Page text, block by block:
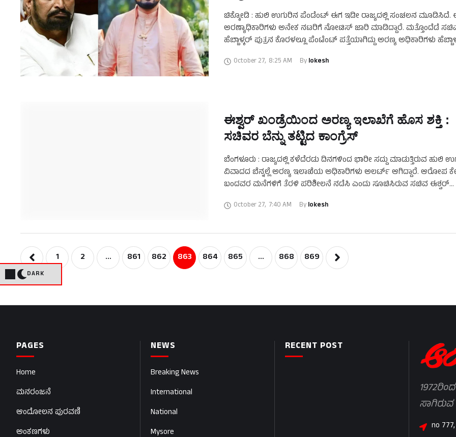
DARK
ಚಿಕ್ಕೋಡಿ : ಹುಲಿ ಉಗುರಿನ ಪೆಂಡೆಂಟ್ ಈಗ ಇಡೀ ರಾಜ್ಯದಲ್ಲಿ ಸಂಚಲನ ಮೂಡಿಸಿದೆ.
ಅರಣ್ಯಾಧಿಕಾರಿಗಳು ಅನೇಕ ನಟರಿಗೆ ನೋಟಿಸ್ ಜಾರಿ ಮಾಡಿದ್ದಾರೆ. ಮತ್ತೊಂದೆಡೆ ಸಚಿವೆ
ಹೆಬ್ಬಾಳ್ಕರ್ ಪುತ್ರನ ಕೊರಳಲ್ಲೂ ಪೆಂಟೆಂಟ್ ಪತ್ತೆಯಾಗಿದ್ದು ಅರಣ್ಯ ಅಧಿಕಾರಿಗಳು
October 27, 8:25 AM By lokesh
ಈಶ್ವರ್ ಖಂಡ್ರೆಯಿಂದ ಅರಣ್ಯ ಇಲಾಖೆಗೆ ಹೊಸ ಶಕ್ತಿ :
ಸಚಿವರ ಬೆನ್ನು ತಟ್ಟಿದ ಕಾಂಗ್ರೆಸ್
ಬೆಂಗಳೂರು : ರಾಜ್ಯದಲ್ಲಿ ಕಳೆದೆರಡು ದಿನಗಳಿಂದ ಭಾರೀ ಸದ್ದು ಮಾಡುತ್ತಿರುವ ಹುಲಿ
ವಿವಾದದ ಬೆನ್ನಲ್ಲೆ ಅರಣ್ಯ ಇಲಾಖೆಯ ಅಧಿಕಾರಿಗಳು ಅಲರ್ಟ್ ಆಗಿದ್ದಾರೆ. ಆರೋಪ
ಬಂದವರ ಮನೆಗಳಿಗೆ ತೆರಳಿ ಪರಿಶೀಲನೆ ನಡೆಸಿ ಎಂದು ಸೂಚಿಸಿರುವ ಸಚಿವ ಈಶ್ವರ್
October 27, 7:40 AM By lokesh
1 2 … 861 862 863 864 865 … 868 869
PAGES
Home
ಮನರಂಜನೆ
ಆಂದೋಲನ ಪುರವಣಿ
ಅಂಕಣಗಳು
NEWS
Breaking News
International
National
Mysore
RECENT POST
no